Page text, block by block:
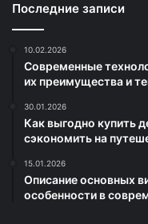
Последние записи
10.02.2026
Современные
их преимущества и
30.01.2026
Как выгодно купить
сэкономить на
15.01.2026
Описание основных
особенности в